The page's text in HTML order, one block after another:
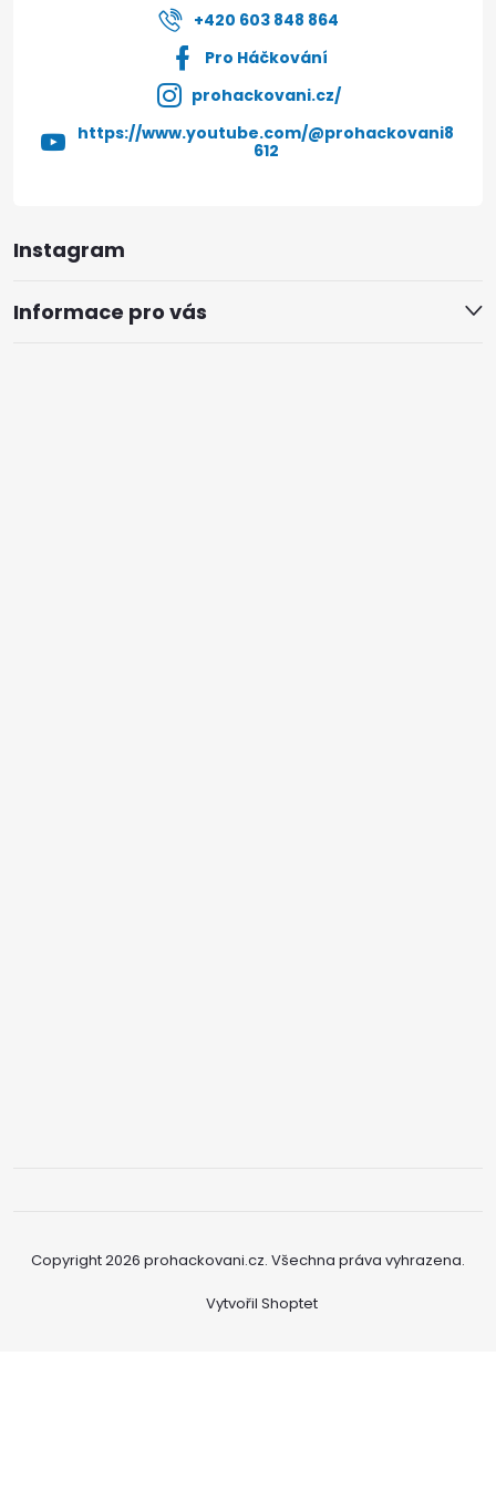
Instagram
Informace pro vás
+420 603 848 864
Pro Háčkování
prohackovani.cz/
https://www.youtube.com/@prohackovani8
612
Vytvořil Shoptet
Copyright 2026 prohackovani.cz. Všechna práva vyhrazena.